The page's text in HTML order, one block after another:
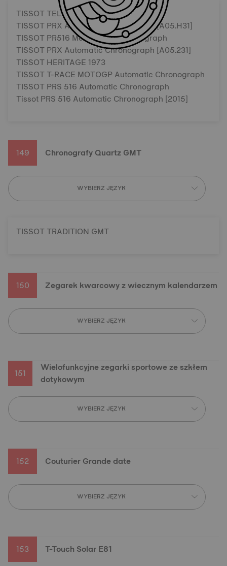
TISSOT TELEMETER 1938
TISSOT PRX Automatic Chronograph [A05.H31]
TISSOT PR516 Mechanical Chronograph
TISSOT PRX Automatic Chronograph [A05.231]
TISSOT HERITAGE 1973
TISSOT T-RACE MOTOGP Automatic Chronograph
TISSOT PRS 516 Automatic Chronograph
Tissot PRS 516 Automatic Chronograph [2015]
149 Chronografy Quartz GMT
WYBIERZ JĘZYK
TISSOT TRADITION GMT
150 Zegarek kwarcowy z wiecznym kalendarzem
WYBIERZ JĘZYK
151
Wielofunkcyjne zegarki sportowe ze szkłem
dotykowym
WYBIERZ JĘZYK
152 Couturier Grande date
WYBIERZ JĘZYK
153 T-Touch Solar E81